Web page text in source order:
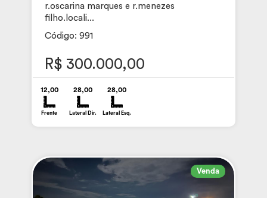
r.oscarina marques e r.menezes
filho.locali...
Código: 991
R$ 300.000,00
12,00
Frente
28,00
Lateral Dir.
28,00
Lateral Esq.
Venda